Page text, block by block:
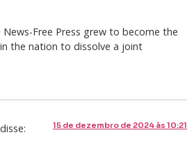
Free Press grew to become the
the nation to dissolve a joint
disse: 15 de dezembro de 2024 às 10:21